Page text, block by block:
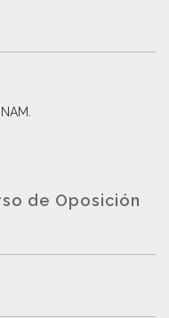
de Oposición